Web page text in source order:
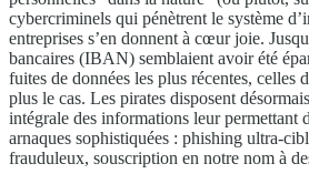
cybercriminels qui pénètrent le système
entreprises s’en donnent à cœur joie.
bancaires (IBAN) semblaient avoir été
fuites de données les plus récentes, celles
plus le cas. Les pirates disposent
intégrale des informations leur permettant
arnaques sophistiquées : phishing ultra-
frauduleux, souscription en notre nom à